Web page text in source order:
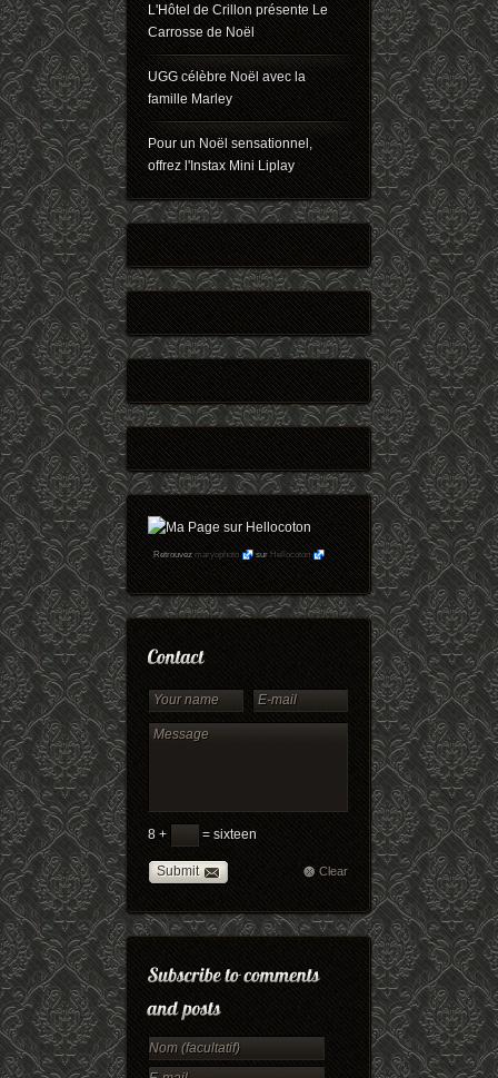
L'Hôtel de Crillon présente Le
Carrosse de Noël
UGG célèbre Noël avec la
famille Marley
Pour un Noël sensationnel,
offrez l'Instax Mini Liplay
Retrouvezmaryophoto surHellocoton
8 + = sixteen
Submit Clear